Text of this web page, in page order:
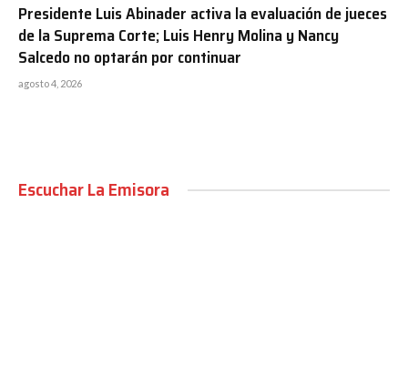
Presidente Luis Abinader activa la evaluación de jueces
de la Suprema Corte; Luis Henry Molina y Nancy
Salcedo no optarán por continuar
agosto 4, 2026
Escuchar La Emisora